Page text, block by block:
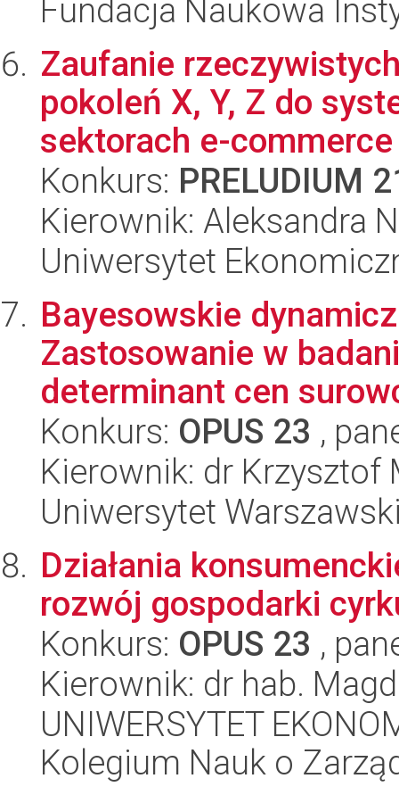
Fundacja Naukowa
Zaufanie
pokoleń X, Y, Z do
sektorach e-
Konkurs: PRELUDIUM
Kierownik: Aleksandra
Uniwersytet
Bayesowskie
Zastosowanie w
determinant cen
Konkurs: OPUS 23 ,
Kierownik: dr Krzysztof
Uniwersytet
Działania
rozwój gospodarki
Konkurs: OPUS 23 ,
Kierownik: dr hab.
UNIWERSYTET
Kolegium Nauk o